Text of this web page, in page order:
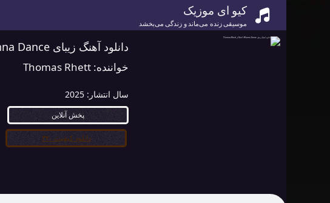
کیو ای موزیک
موسیقی زنده می‌ماند و زندگی می‌بخشد
دانلود آهنگ زیبای Don’t Wanna Dance از Thomas Rhett
خواننده: Thomas Rhett
سال انتشار: 2025
پخش آنلاین
دانلود کیفیت ۳۲۰